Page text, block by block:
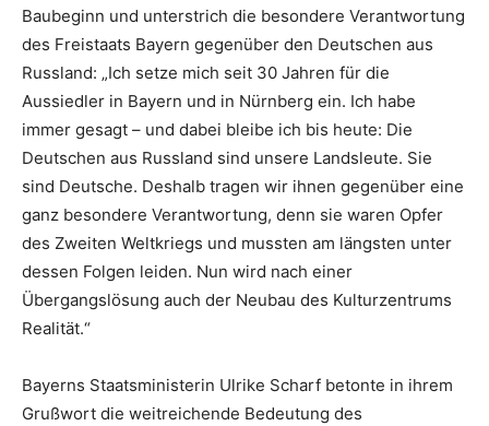
Baubeginn und unterstrich die besondere Verantwortung
des Freistaats Bayern gegenüber den Deutschen aus
Russland: „Ich setze mich seit 30 Jahren für die
Aussiedler in Bayern und in Nürnberg ein. Ich habe
immer gesagt – und dabei bleibe ich bis heute: Die
Deutschen aus Russland sind unsere Landsleute. Sie
sind Deutsche. Deshalb tragen wir ihnen gegenüber eine
ganz besondere Verantwortung, denn sie waren Opfer
des Zweiten Weltkriegs und mussten am längsten unter
dessen Folgen leiden. Nun wird nach einer
Übergangslösung auch der Neubau des Kulturzentrums
Realität.“
Bayerns Staatsministerin Ulrike Scharf betonte in ihrem
Grußwort die weitreichende Bedeutung des